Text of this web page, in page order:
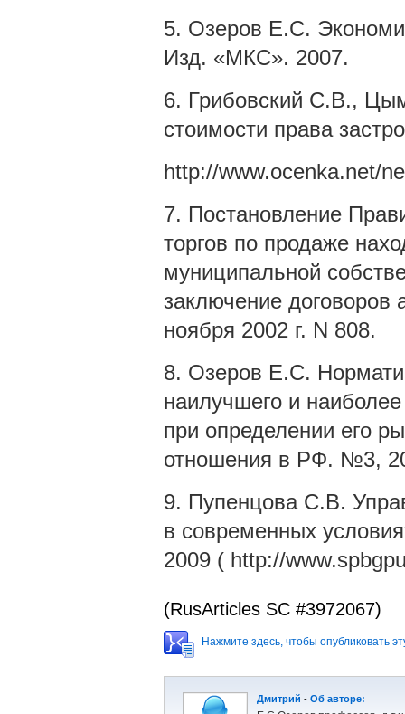
5. Озеров Е.С.
Изд. «МКС». 2007.
6. Грибовский С.В.,
стоимости права
http://www.ocenka.net/
7. Постановление
торгов по продаже
муниципальной
заключение договоров
ноября 2002 г. N 808.
8. Озеров Е.С.
наилучшего и
при определении его
отношения в РФ. №3,
9. Пупенцова С.В.
в современных
2009 ( http://
(RusArticles SC #3972067)
Нажмите здесь, чтобы опубликовать
Дмитрий - Об авторе: